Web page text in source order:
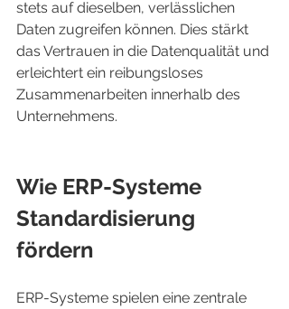
stets auf dieselben, verlässlichen
Daten zugreifen können. Dies stärkt
das Vertrauen in die Datenqualität und
erleichtert ein reibungsloses
Zusammenarbeiten innerhalb des
Unternehmens.
Wie ERP-Systeme
Standardisierung
fördern
ERP-Systeme spielen eine zentrale